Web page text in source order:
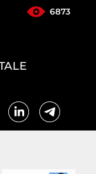
6873